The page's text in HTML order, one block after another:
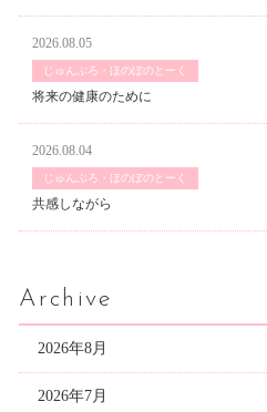
2026.08.05
じゅんぶろ・ほのぼのとーく
将来の健康のために
2026.08.04
じゅんぶろ・ほのぼのとーく
共感しながら
Archive
2026年8月
2026年7月